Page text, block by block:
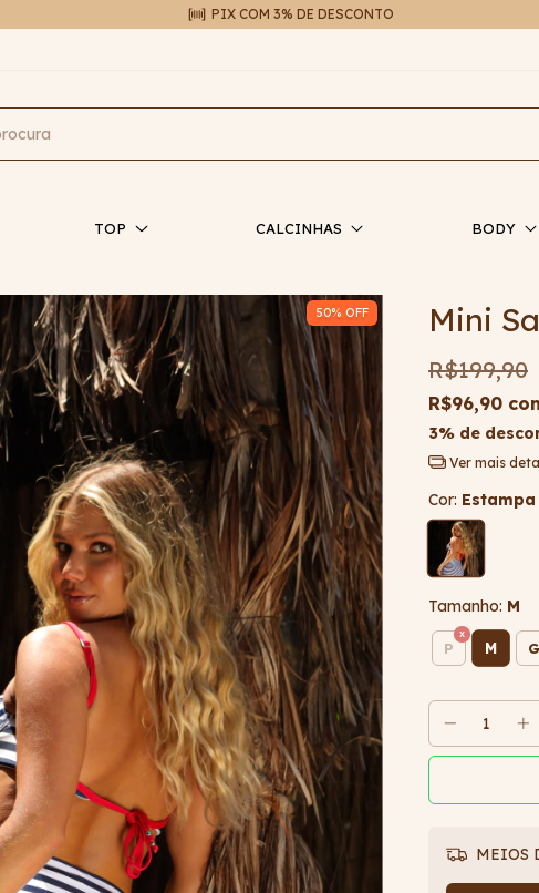
PEÇAS EXCLUSIVAS EM EDIÇÃO LIMITADA
TOP CALCINHAS BODY
50% OFF Mini
R$199,90
R$96,90
3% de
Ver mais
Cor: Estampa
Tamanho: M
P M G
MEIOS